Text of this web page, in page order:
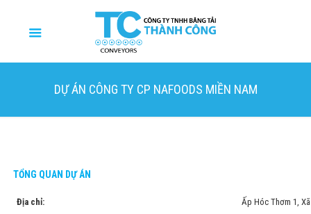
DỰ ÁN CÔNG TY CP NAFOODS MIỀN NAM
TỔNG QUAN DỰ ÁN
Địa chỉ: Ấp Hóc Thơm 1,